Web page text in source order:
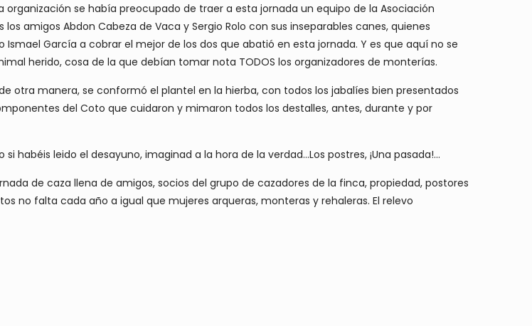
se había preocupado de traer a esta jornada un equipo de la Asociación
amigos Abdon Cabeza de Vaca y Sergio Rolo con sus inseparables canes, quienes
García a cobrar el mejor de los dos que abatió en esta jornada. Y es que aquí no se
herido, cosa de la que debían tomar nota TODOS los organizadores de monterías.
otra manera, se conformó el plantel en la hierba, con todos los jabalíes bien presentados
del Coto que cuidaron y mimaron todos los destalles, antes, durante y por
leido el desayuno, imaginad a la hora de la verdad...Los postres, ¡Una pasada!...
de caza llena de amigos, socios del grupo de cazadores de la finca, propiedad, postores
no falta cada año a igual que mujeres arqueras, monteras y rehaleras. El relevo